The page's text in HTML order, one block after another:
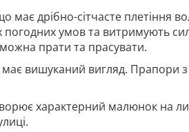
має дрібно-сітчасте плетіння
погодних умов та витримують
прати та прасувати.
вишуканий вигляд. Прапори з
характерний малюнок на